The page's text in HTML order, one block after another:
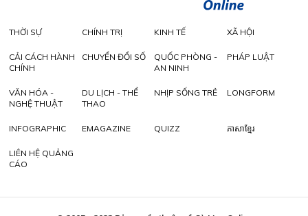
THỜI SỰ CHÍNH TRỊ KINH TẾ XÃ HỘI
CẢI CÁCH HÀNH
CHÍNH
CHUYỂN ĐỔI SỐ
QUỐC PHÒNG -
AN NINH
PHÁP LUẬT
VĂN HÓA -
NGHỆ THUẬT
DU LỊCH - THỂ
THAO
NHỊP SỐNG TRẺ LONGFORM
INFOGRAPHIC EMAGAZINE QUIZZ ភាសាខ្មែរ
LIÊN HỆ QUẢNG
CÁO